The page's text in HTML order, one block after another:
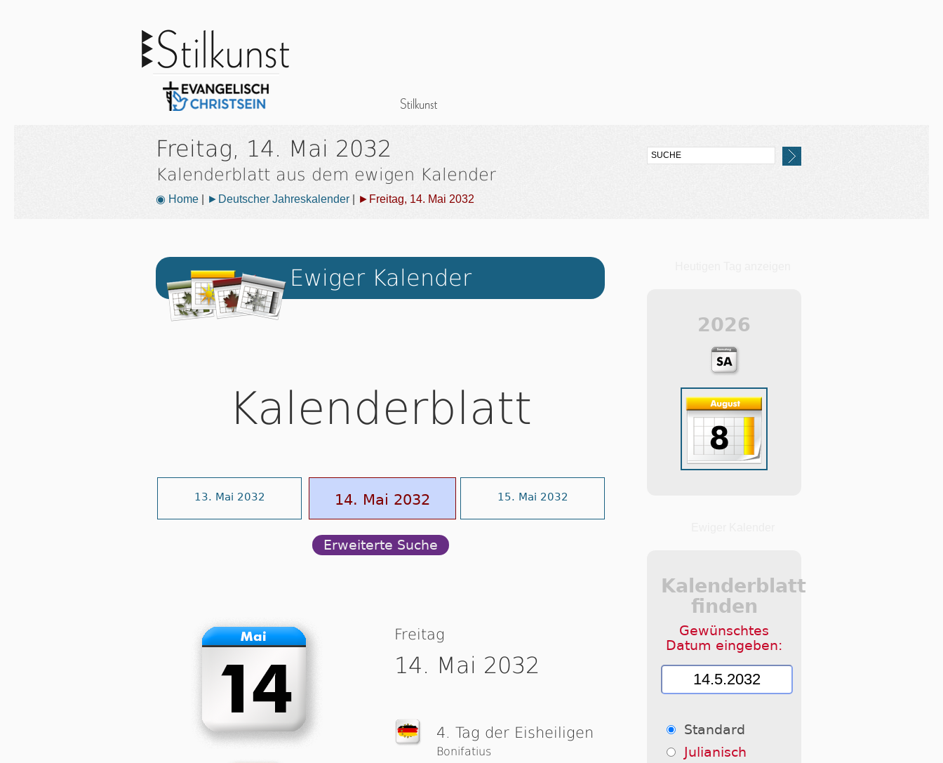
Freitag, 14. Mai 2032
Kalenderblatt aus dem ewigen Kalender
◉ Home ►Deutscher Jahreskalender ►Freitag, 14. Mai 2032
Ewiger Kalender
Kalenderblatt
13. Mai 2032 14. Mai 2032 15. Mai 2032
Erweiterte Suche
Freitag
14. Mai 2032
4. Tag der Eisheiligen
Bonifatius
2026
Kalenderblatt
finden
Gewünschtes
Datum eingeben:
Standard
Julianisch